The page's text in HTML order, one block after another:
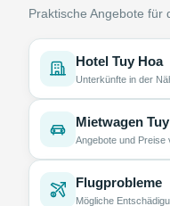
Praktische Angebote für
Hotel Tuy Hoa
Unterkünfte in der
Mietwagen
Angebote und Preise
Flugprobleme
Mögliche